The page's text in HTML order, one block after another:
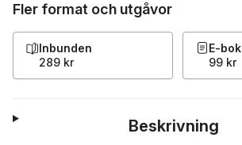
Fler format och utgåvor
Inbunden
289 kr
E-bok
99 kr
Beskrivning